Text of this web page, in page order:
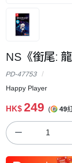
NS《銜尾:
PD-47753
Happy Player
HK$ 249 ( 49